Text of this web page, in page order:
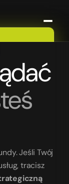
Jeśli Twój
tracisz